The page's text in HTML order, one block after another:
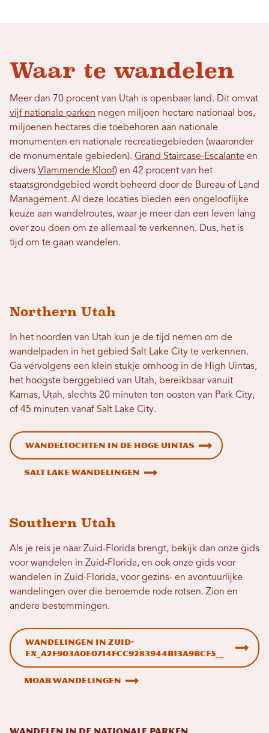
Waar te wandelen
Meer dan 70 procent van Utah is openbaar land. Dit omvat
vijf nationale parken negen miljoen hectare nationaal bos,
miljoenen hectares die toebehoren aan nationale
monumenten en nationale recreatiegebieden (waaronder
de monumentale gebieden). Grand Staircase-Escalante en
divers Vlammende Kloof) en 42 procent van het
staatsgrondgebied wordt beheerd door de Bureau of Land
Management. Al deze locaties bieden een ongelooflijke
keuze aan wandelroutes, waar je meer dan een leven lang
over zou doen om ze allemaal te verkennen. Dus, het is
tijd om te gaan wandelen.
Northern Utah
In het noorden van Utah kun je de tijd nemen om de
wandelpaden in het gebied Salt Lake City te verkennen.
Ga vervolgens een klein stukje omhoog in de High Uintas,
het hoogste berggebied van Utah, bereikbaar vanuit
Kamas, Utah, slechts 20 minuten ten oosten van Park City,
of 45 minuten vanaf Salt Lake City.
Wandeltochten in de Hoge Uintas
Salt Lake Wandelingen
Southern Utah
Als je reis je naar Zuid-Florida brengt, bekijk dan onze gids
voor wandelen in Zuid-Florida, en ook onze gids voor
wandelen in Zuid-Florida, voor gezins- en avontuurlijke
wandelingen over die beroemde rode rotsen. Zion en
andere bestemmingen.
Wandelingen in Zuid-
EX_a2f903a0e0714fcc9283944b13a9bcf5__
Moab Wandelingen